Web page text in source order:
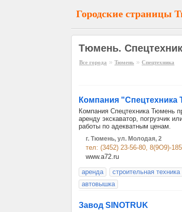
Городские страницы
Тюмень.
Все города » Тюмень » Спецтехника
Компания
Компания Спецтехника Тюмень
аренду экскаватор, погрузчик
работы по адекватным ценам.
г. Тюмень, ул. Молодая, 2
тел: (3452) 23-56-80, 8(9О9)-
www.a72.ru
аренда
строительная техника
автовышка
Завод SINOTRUK